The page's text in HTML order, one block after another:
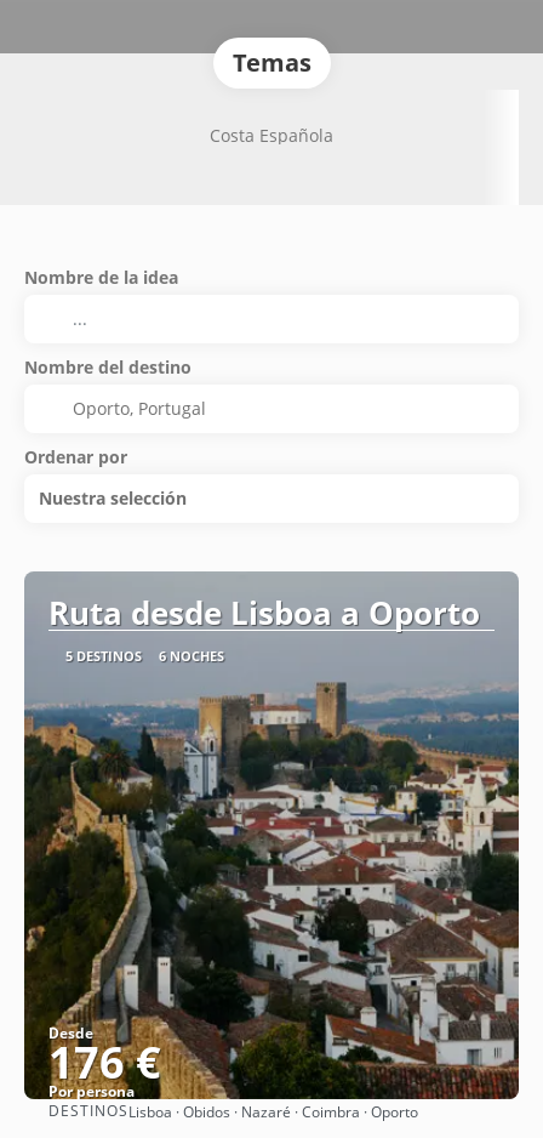
Temas
Costa Española
Nombre de la idea
Nombre del destino
Ordenar por
Nuestra selección
Ruta desde Lisboa a Oporto
5 DESTINOS 6 NOCHES
Desde
176 €
Por persona
Ver
DESTINOSLisboa · Obidos · Nazaré · Coimbra · Oporto